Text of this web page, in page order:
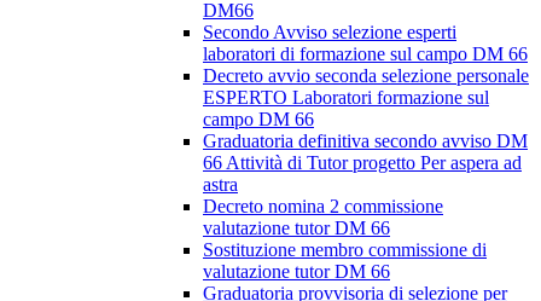
DM66
Secondo Avviso selezione esperti
laboratori di formazione sul campo DM 66
Decreto avvio seconda selezione personale
ESPERTO Laboratori formazione sul
campo DM 66
Graduatoria definitiva secondo avviso DM
66 Attività di Tutor progetto Per aspera ad
astra
Decreto nomina 2 commissione
valutazione tutor DM 66
Sostituzione membro commissione di
valutazione tutor DM 66
Graduatoria provvisoria di selezione per